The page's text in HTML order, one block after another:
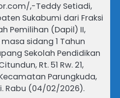
,-Teddy Setiadi,
Sukabumi dari Fraksi
Pemilihan (Dapil) II,
sidang 1 Tahun
Sekolah Pendidikan
Rt. 51 Rw. 21,
Parungkuda,
Rabu (04/02/2026).